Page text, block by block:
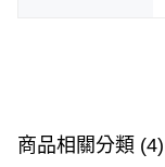
商品相關分類 (4)